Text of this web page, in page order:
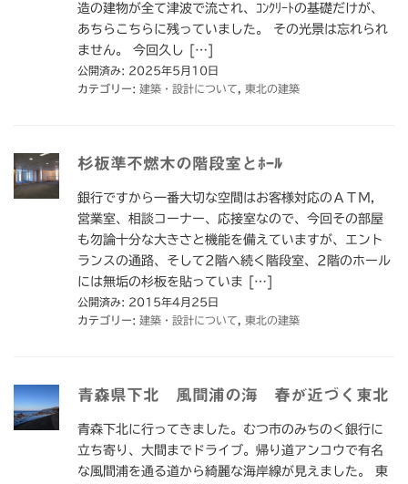
造の建物が全て津波で流され、ｺﾝｸﾘｰﾄの基礎だけが、
あちらこちらに残っていました。 その光景は忘れられ
ません。 今回久し […]
公開済み: 2025年5月10日
カテゴリー: 建築・設計について 東北の建築
杉板準不燃木の階段室とﾎｰﾙ
銀行ですから一番大切な空間はお客様対応のＡＴＭ，
営業室、相談コーナー、応接室なので、今回その部屋
も勿論十分な大きさと機能を備えていますが、エント
ランスの通路、そして2階へ続く階段室、2階のホール
には無垢の杉板を貼っていま […]
公開済み: 2015年4月25日
カテゴリー: 建築・設計について 東北の建築
青森県下北 風間浦の海 春が近づく東北
青森下北に行ってきました。むつ市のみちのく銀行に
立ち寄り、大間までドライブ。帰り道アンコウで有名
な風間浦を通る道から綺麗な海岸線が見えました。 東